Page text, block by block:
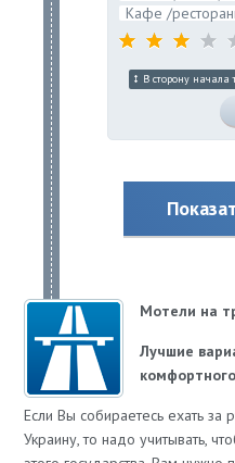
Кафе /
В сторону начала
Мотели на
Лучшие
Если Вы собираетесь ехать за
Украину, то надо учитывать,